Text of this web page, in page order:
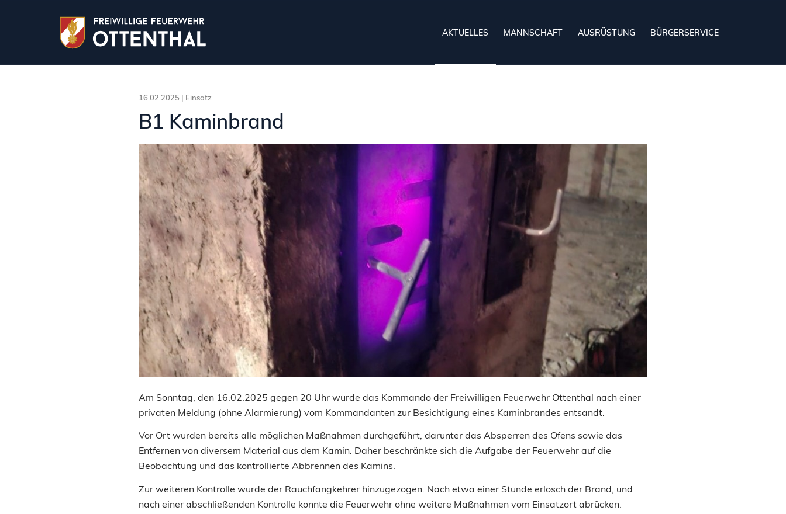
AKTUELLES MANNSCHAFT AUSRÜSTUNG BÜRGERSERVICE
16.02.2025 | Einsatz
B1 Kaminbrand
Am Sonntag, den 16.02.2025 gegen 20 Uhr wurde das Kommando der Freiwilligen Feuerwehr Ottenthal nach einer
privaten Meldung (ohne Alarmierung) vom Kommandanten zur Besichtigung eines Kaminbrandes entsandt.
Vor Ort wurden bereits alle möglichen Maßnahmen durchgeführt, darunter das Absperren des Ofens sowie das
Entfernen von diversem Material aus dem Kamin. Daher beschränkte sich die Aufgabe der Feuerwehr auf die
Beobachtung und das kontrollierte Abbrennen des Kamins.
Zur weiteren Kontrolle wurde der Rauchfangkehrer hinzugezogen. Nach etwa einer Stunde erlosch der Brand, und
nach einer abschließenden Kontrolle konnte die Feuerwehr ohne weitere Maßnahmen vom Einsatzort abrücken.